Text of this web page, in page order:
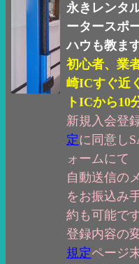
永きレンタ
ータースポ
ハウも教ま
初心者、業
崎ICすぐ近
トICから10
新規入会登
定に同意し
ォームにて
自動送信の
をお振込み
約も可能で
登録内容の
規定ページ